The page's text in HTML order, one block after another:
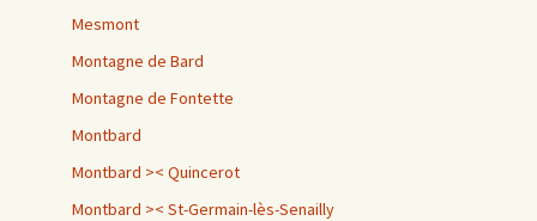
Mesmont
Montagne de Bard
Montagne de Fontette
Montbard
Montbard >< Quincerot
Montbard >< St-Germain-lès-Senailly